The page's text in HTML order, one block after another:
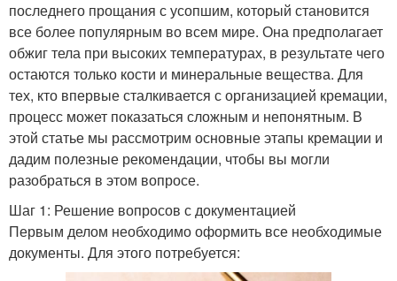
последнего прощания с усопшим, который становится
все более популярным во всем мире. Она предполагает
обжиг тела при высоких температурах, в результате чего
остаются только кости и минеральные вещества. Для
тех, кто впервые сталкивается с организацией кремации,
процесс может показаться сложным и непонятным. В
этой статье мы рассмотрим основные этапы кремации и
дадим полезные рекомендации, чтобы вы могли
разобраться в этом вопросе.
Шаг 1: Решение вопросов с документацией
Первым делом необходимо оформить все необходимые
документы. Для этого потребуется: